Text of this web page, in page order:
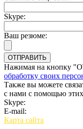
Skype:
Ваш резюме:
Нажимая на кнопку
обработку своих
Также вы можете
с нами с помощью
Skype:
E-mail:
Карта сайта